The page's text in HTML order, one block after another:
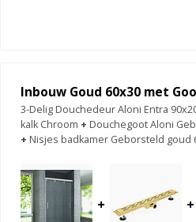
Inbouw Goud 60x30 met
3-Delig Douchedeur Aloni Entra
kalk Chroom + Douchegoot Aloni
+ Nisjes badkamer Geborsteld goud
+ +